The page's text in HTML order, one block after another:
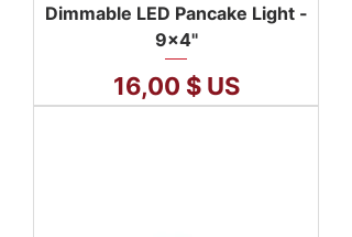
Dimmable LED Pancake Light -
9x4"
Prix
16,00 $ US